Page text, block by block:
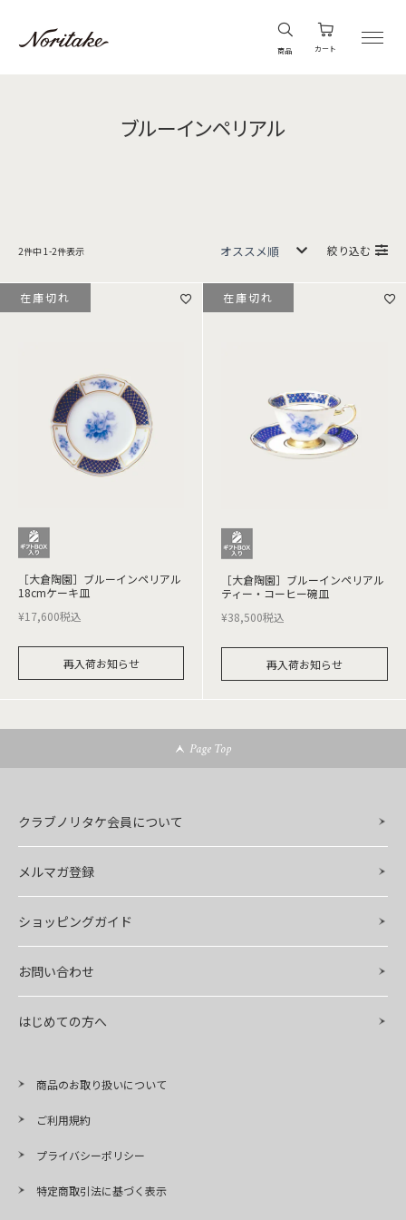
商品 カート
ブルーインペリアル
2件中 1 -2件表示 絞り込む
［大倉陶園］ブルーインペリアル
18cmケーキ皿
¥17,600税込
再入荷お知らせ
在庫切れ
［大倉陶園］ブルーインペリアル
ティー・コーヒー碗皿
¥38,500税込
再入荷お知らせ
在庫切れ
Page Top
クラブノリタケ会員について
メルマガ登録
ショッピングガイド
お問い合わせ
はじめての方へ
商品のお取り扱いについて
ご利用規約
プライバシーポリシー
特定商取引法に基づく表示